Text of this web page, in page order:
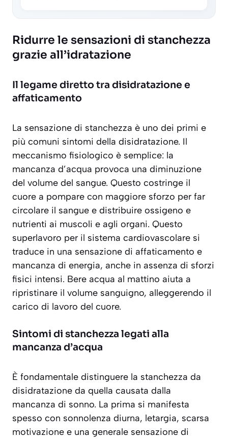
Ridurre le sensazioni di stanchezza
grazie all’idratazione
Il legame diretto tra disidratazione e
affaticamento
La sensazione di stanchezza è uno dei primi e
più comuni sintomi della disidratazione. Il
meccanismo fisiologico è semplice: la
mancanza d’acqua provoca una diminuzione
del volume del sangue. Questo costringe il
cuore a pompare con maggiore sforzo per far
circolare il sangue e distribuire ossigeno e
nutrienti ai muscoli e agli organi. Questo
superlavoro per il sistema cardiovascolare si
traduce in una sensazione di affaticamento e
mancanza di energia, anche in assenza di sforzi
fisici intensi. Bere acqua al mattino aiuta a
ripristinare il volume sanguigno, alleggerendo il
carico di lavoro del cuore.
Sintomi di stanchezza legati alla
mancanza d’acqua
È fondamentale distinguere la stanchezza da
disidratazione da quella causata dalla
mancanza di sonno. La prima si manifesta
spesso con sonnolenza diurna, letargia, scarsa
motivazione e una generale sensazione di